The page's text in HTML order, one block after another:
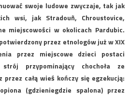
swoje ludowe zwyczaje, tak jak
wsi, jak Stradouñ, Chroustovice,
miejscowości w okolicach Pardubic.
przez etnologów już w XIX
przez miejscowe dzieci postaci
przypominający chochoła ze
całą wieś kończy się egzekucją:
(gdzieniegdzie spalona) przez